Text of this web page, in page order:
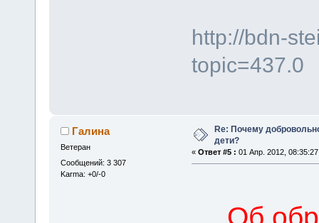
http://bdn-
topic=437.0
Галина
Ветеран
Сообщений: 3 307
Karma: +0/-0
Re: Почему
дети?
« Ответ #5 : 01 Апр. 2012,